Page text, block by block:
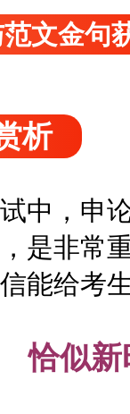
文金句
析
中，申
是非常
能给考
恰似新